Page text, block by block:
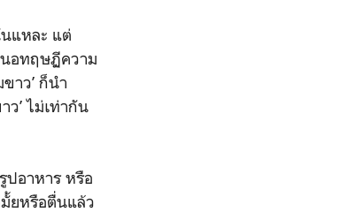
แหละ แต่
นอทฤษฏีความ
าว’ ก็นำ
’ ไม่เท่ากัน
ปอาหาร หรือ
ยหรือตื่นแล้ว